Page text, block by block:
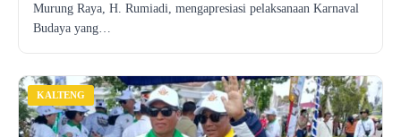
Murung Raya, H. Rumiadi, mengapresiasi pelaksanaan Karnaval
Budaya yang…
KALTENG